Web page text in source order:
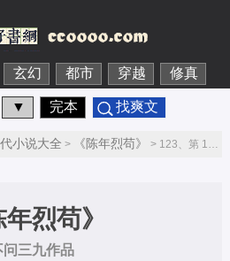
玄幻 都市 穿越 修真
▼ 完本 找爽文
小说大全 > 《陈年烈苟》 > 123、第 123 章第1节
年烈苟》
问三九作品